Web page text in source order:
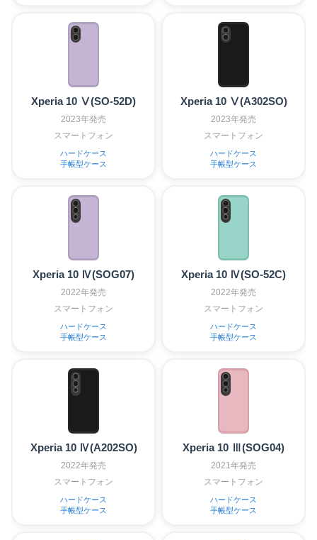
Xperia 10 Ⅴ(SO-52D)
2023年発売
スマートフォン
ハードケース
手帳型ケース
Xperia 10 Ⅴ(A302SO)
2023年発売
スマートフォン
ハードケース
手帳型ケース
Xperia 10 Ⅳ(SOG07)
2022年発売
スマートフォン
ハードケース
手帳型ケース
Xperia 10 Ⅳ(SO-52C)
2022年発売
スマートフォン
ハードケース
手帳型ケース
Xperia 10 Ⅳ(A202SO)
2022年発売
スマートフォン
ハードケース
手帳型ケース
Xperia 10 Ⅲ(SOG04)
2021年発売
スマートフォン
ハードケース
手帳型ケース